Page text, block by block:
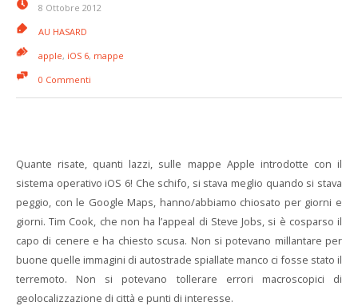
8 Ottobre 2012
AU HASARD
apple, iOS 6, mappe
0 Commenti
Quante risate, quanti lazzi, sulle mappe Apple introdotte con il
sistema operativo iOS 6! Che schifo, si stava meglio quando si stava
peggio, con le Google Maps, hanno/abbiamo chiosato per giorni e
giorni. Tim Cook, che non ha l’appeal di Steve Jobs, si è cosparso il
capo di cenere e ha chiesto scusa. Non si potevano millantare per
buone quelle immagini di autostrade spiallate manco ci fosse stato il
terremoto. Non si potevano tollerare errori macroscopici di
geolocalizzazione di città e punti di interesse.